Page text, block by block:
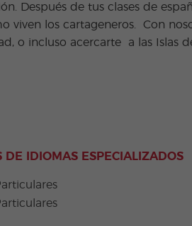
Después de tus clases de
viven los cartageneros. Con
o incluso acercarte a las Islas
DE IDIOMAS ESPECIALIZADOS